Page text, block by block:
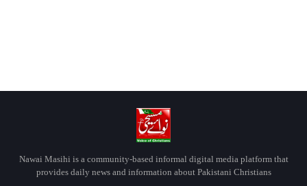
Nawai Masihi is a community-based informal digital media platform that
provides daily news and information about Pakistani Christians